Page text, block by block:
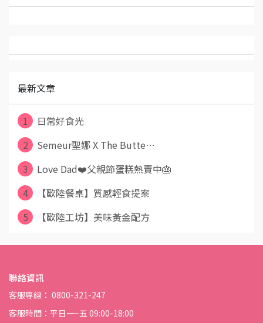
最新文章
1
日常好食光
2
Semeur聖娜 X The Butte⋯
3
Love Dad❤️父親節蛋糕熱賣中🎂
4
【歐陸餐桌】質感輕食提案
5
【歐陸工坊】美味黃金配方
聯絡資訊
客服專線： 0800-321-247
客服時間：平日一~五 09:00-18:00